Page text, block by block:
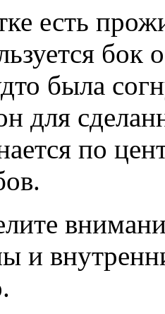
есть
бок
была
для
по
и